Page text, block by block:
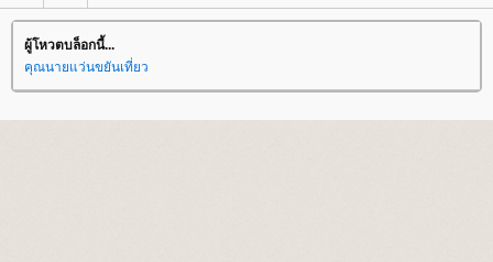
ผู้โหวตบล็อกนี้...
คุณนายแว่นขยันเที่ยว